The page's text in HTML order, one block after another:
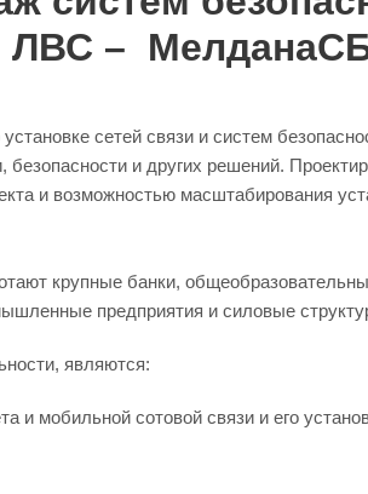
–
сетей связи и систем
и других решений.
и возможностью масштабирования
крупные банки,
предприятия и силовые
являются:
и мобильной сотовой связи и его